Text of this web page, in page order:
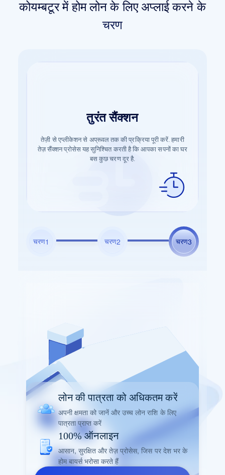
कोयम्बटूर में होम लोन के लिए अप्लाई करने के
चरण
आसान एप्लीकेशन
बस कुछ विवरणों के साथ अपनी यात्रा शुरू करें. हमारे बताए गए
चरण आपके लिए सपनों के घर को खरीदने की दिशा में आसान
शुरुआत सुनिश्चित करते हैं.
आसान डॉक्यूमेंटेशन
आसानी से डॉक्यूमेंटेशन प्रोसेस शुरू करें. आवश्यक जानकारी
सबमिट करें और बाकी हम पर छोड़ दें.
तुरंत सैंक्शन
तेज़ी से एप्लीकेशन से अप्रूवल तक की प्रक्रिया पूरी करें. हमारी
तेज़ सैंक्शन प्रोसेस यह सुनिश्चित करती है कि आपका सपनों का घर
बस कुछ चरण दूर है.
चरण1 चरण2 चरण3
लोन की पात्रता को अधिकतम करें
अपनी क्षमता को जानें और उच्च लोन राशि के लिए
पात्रता प्राप्त करें
100% ऑनलाइन
आसान, सुरक्षित और तेज़ प्रोसेस, जिस पर देश भर के
होम बायर्स भरोसा करते हैं